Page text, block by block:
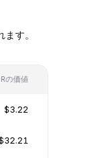
す。
の価値
$3.22